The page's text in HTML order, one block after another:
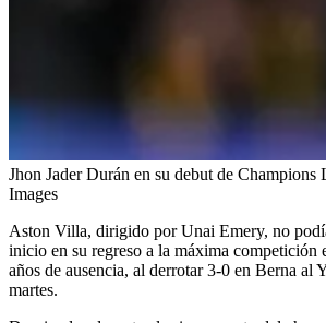
Jhon Jader Durán en su debut de Champions
Images
Aston Villa, dirigido por Unai Emery, no
inicio en su regreso a la máxima competición
años de ausencia, al derrotar 3-0 en Berna al
martes.